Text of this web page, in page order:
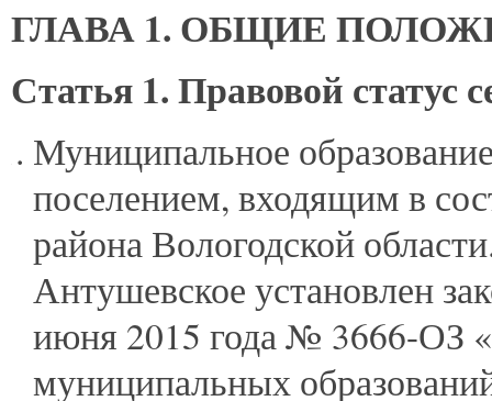
ГЛАВА 1. ОБЩИЕ
Статья 1. Правовой статус
Муниципальное
поселением, входящим в
района Вологодской
Антушевское установлен
июня 2015 года № 3666-ОЗ
муниципальных